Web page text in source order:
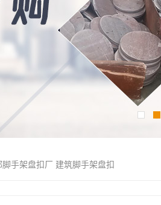
脚手架盘扣厂 建筑脚手架盘扣